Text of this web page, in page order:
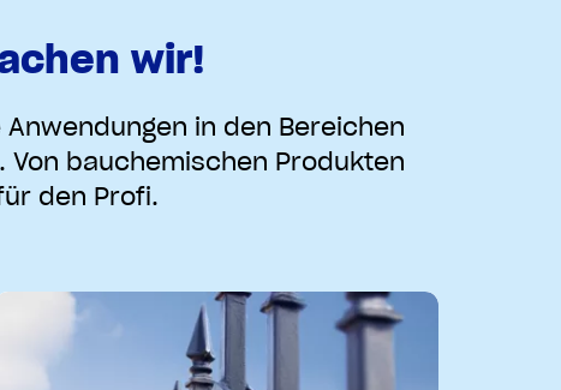
wir!
in den Bereichen
bauchemischen Produkten
den Profi.